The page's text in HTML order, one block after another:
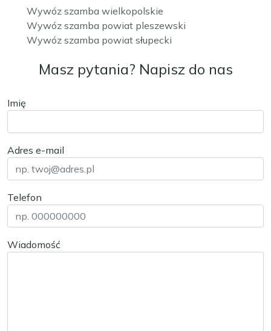
Wywóz szamba wielkopolskie
Wywóz szamba powiat pleszewski
Wywóz szamba powiat słupecki
Masz pytania? Napisz do nas
Imię
Adres e-mail
Telefon
Wiadomość